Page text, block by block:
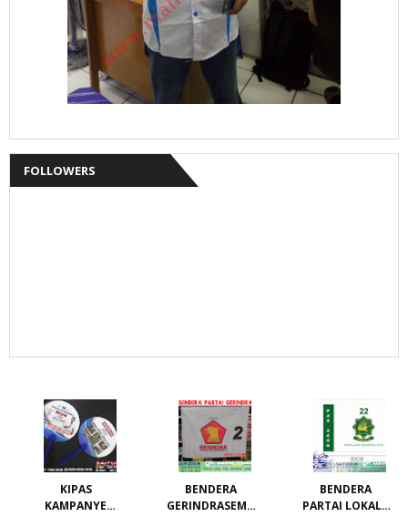
FOLLOWERS
KIPAS
KAMPANYE
BENDERA
GERINDRASEMU
BENDERA
PARTAI LOKAL /